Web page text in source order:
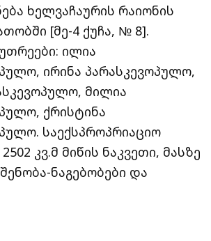
ხელვაჩაურის რაიონის
[მე-4 ქუჩა, № 8].
ილია
ირინა პარასკევოპულო,
მილია
ქრისტინა
საექსპროპრიაციო
კვ.მ მიწის ნაკვეთი, მასზე
ნაგებობები და